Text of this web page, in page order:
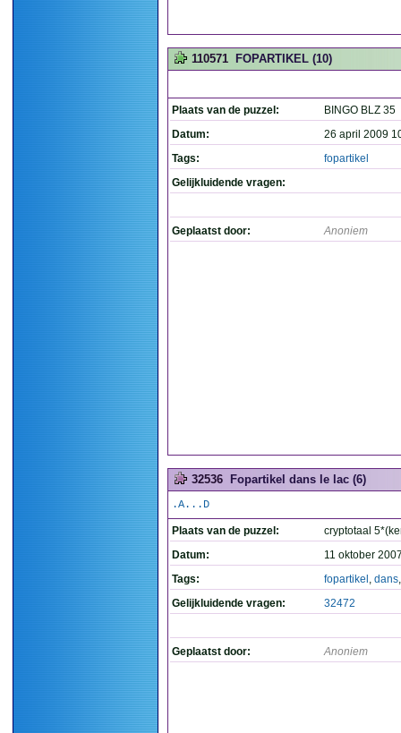
110571 FOPARTIKEL (10)
Plaats van de puzzel:
BINGO BLZ 35
Datum:
26 april 2009
Tags:
fopartikel
Gelijkluidende vragen:
Geplaatst door: Anoniem
32536 Fopartikel dans le lac (6)
.A...D
Plaats van de puzzel:
cryptotaal
Datum:
11 oktober
Tags:
fopartikel , dans
Gelijkluidende vragen:
32472
Geplaatst door: Anoniem